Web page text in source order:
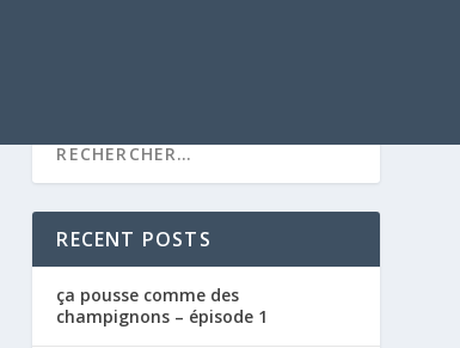
RECENT POSTS
ça pousse comme des
champignons – épisode 1